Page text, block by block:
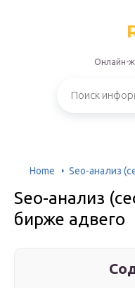
Онлайн-
Home Seo-анализ
Seo-анализ
бирже адвего